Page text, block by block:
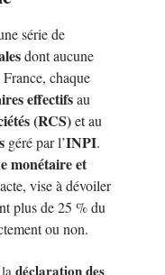
série de
dont aucune
chaque
effectifsau
(RCS)et au
géré par l’INPI.
monétaire et
vise à dévoiler
plus de 25 % du
ou non.
déclaration des